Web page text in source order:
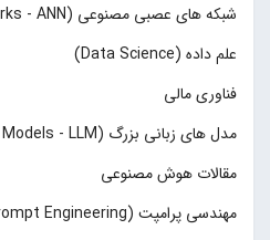
شبکه های عصبی مصنوعی (Artificial Neural Networks - ANN)
علم داده (Data Science)
فناوری مالی
مدل های زبانی بزرگ (Large Language Models - LLM)
مقالات هوش مصنوعی
مهندسی پرامپت (Prompt Engineering)